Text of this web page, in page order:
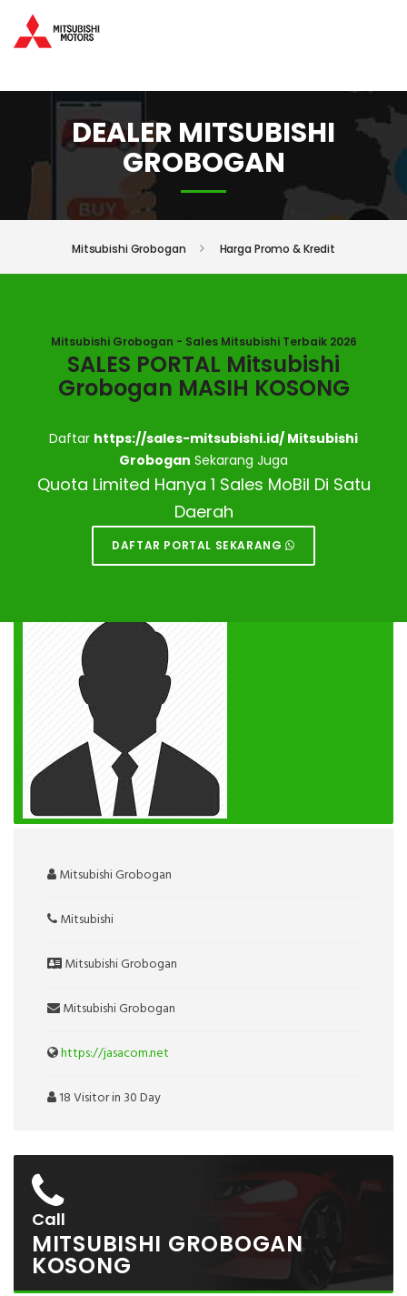
DEALER MITSUBISHI
GROBOGAN
Mitsubishi Grobogan Harga Promo & Kredit
Mitsubishi Grobogan - Sales Mitsubishi Terbaik 2026
SALES PORTAL Mitsubishi
Grobogan MASIH KOSONG
Daftar https://sales-mitsubishi.id/ Mitsubishi
Grobogan Sekarang Juga
Quota Limited Hanya 1 Sales MoBil Di Satu
Daerah
DAFTAR PORTAL SEKARANG
DEALER MITSUBISHI
Mitsubishi Grobogan
Mitsubishi
Mitsubishi Grobogan
Mitsubishi Grobogan
https://jasacom.net
18 Visitor in 30 Day
Call
MITSUBISHI GROBOGAN
KOSONG